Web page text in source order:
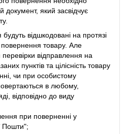
документ, який засвідчує
відшкодовані на протязі
товару. Але
відправлення на
пунктів та цілісність товару
чи при особистому
в любому,
відповідно до виду
при поверненні у
Пошти";